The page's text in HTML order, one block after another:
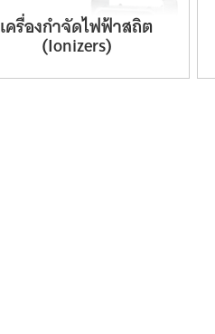
เครื่องกำจัดไฟฟ้าสถิต
(Ionizers)